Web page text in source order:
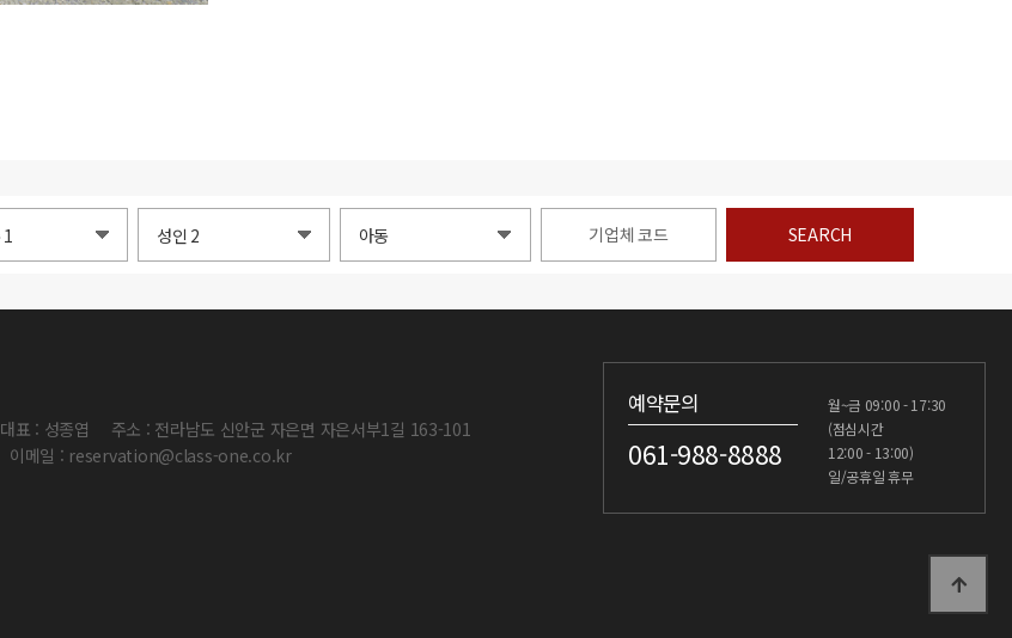
SEARCH
대표 : 성종엽
주소 : 전라남도 신안군 자은면 자은서부1길 163-101
이메일 : reservation@class-one.co.kr
예약문의
061-988-8888
월~금 09:00 - 17:30
(점심시간
12:00 - 13:00)
일/공휴일 휴무